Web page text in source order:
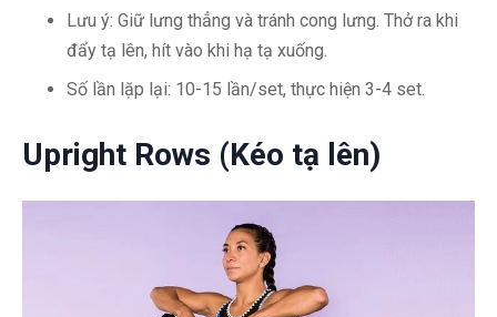
Lưu ý: Giữ lưng thẳng và tránh cong lưng. Thở ra khi
đẩy tạ lên, hít vào khi hạ tạ xuống.
Số lần lặp lại: 10-15 lần/set, thực hiện 3-4 set.
Upright Rows (Kéo tạ lên)